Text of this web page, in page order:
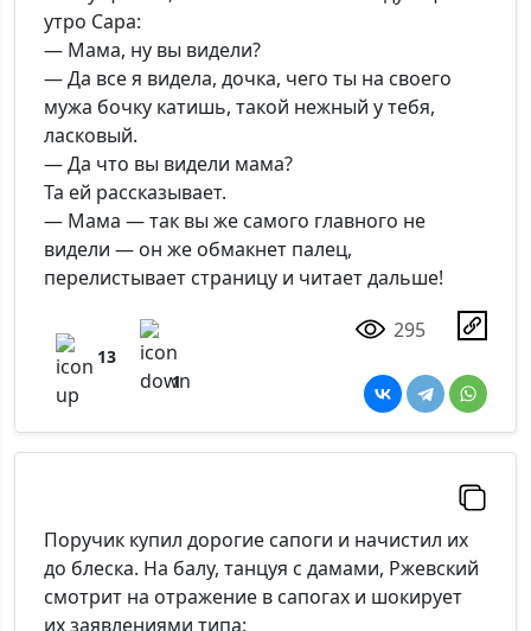
утро Сара:
— Мама, ну вы видели?
— Да все я видела, дочка, чего ты на своего
мужа бочку катишь, такой нежный у тебя,
ласковый.
— Да что вы видели мама?
Та ей рассказывает.
— Мама — так вы же самого главного не
видели — он же обмакнет палец,
перелистывает страницу и читает дальше!
13
1
295
Поручик купил дорогие сапоги и начистил их
до блеска. На балу, танцуя с дамами, Ржевский
смотрит на отражение в сапогах и шокирует
их заявлениями типа: